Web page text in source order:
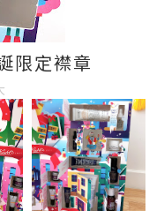
限定襟章